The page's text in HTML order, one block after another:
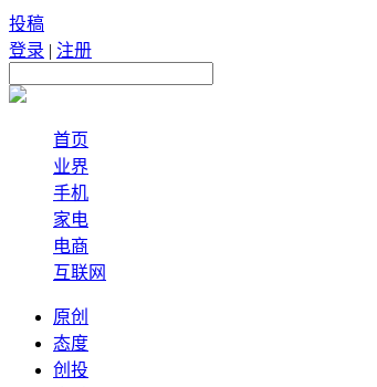
投稿
登录 | 注册
首页
业界
手机
家电
电商
互联网
原创
态度
创投